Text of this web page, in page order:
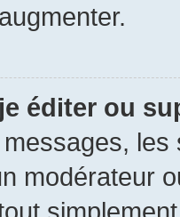
éditer ou
modérateur